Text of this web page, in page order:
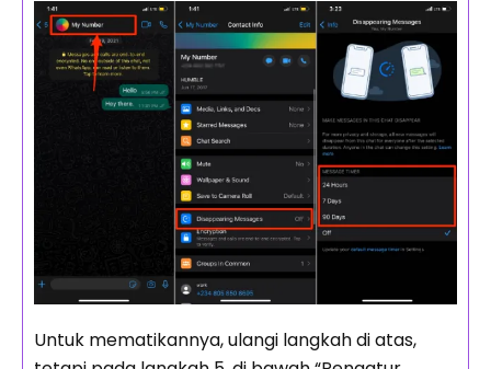
Untuk mematikannya, ulangi langkah di atas,